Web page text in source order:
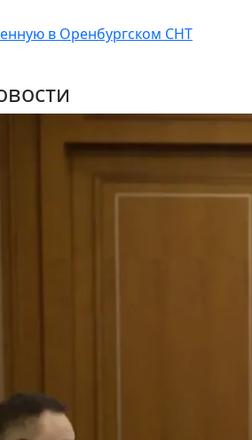
в Оренбургском СНТ